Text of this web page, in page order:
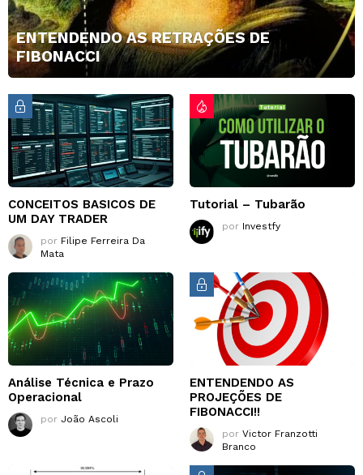
ENTENDENDO AS RETRAÇÕES DE
FIBONACCI
CONCEITOS BASICOS DE
UM DAY TRADER
por Filipe Ferreira Da
Mata
Tutorial – Tubarão
por Investfy
Análise Técnica e Prazo
Operacional
por João Ascoli
ENTENDENDO AS
PROJEÇÕES DE
FIBONACCI!!
por Victor Franzotti
Branco